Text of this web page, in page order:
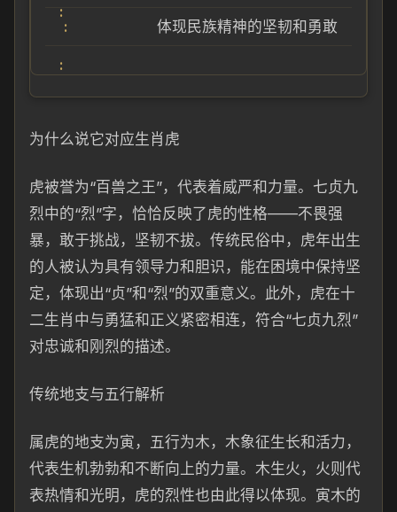
体现民族精神的坚韧和勇敢
为什么说它对应生肖虎
虎被誉为“百兽之王”，代表着威严和力量。七贞九
烈中的“烈”字，恰恰反映了虎的性格——不畏强
暴，敢于挑战，坚韧不拔。传统民俗中，虎年出生
的人被认为具有领导力和胆识，能在困境中保持坚
定，体现出“贞”和“烈”的双重意义。此外，虎在十
二生肖中与勇猛和正义紧密相连，符合“七贞九烈”
对忠诚和刚烈的描述。
传统地支与五行解析
属虎的地支为寅，五行为木，木象征生长和活力，
代表生机勃勃和不断向上的力量。木生火，火则代
表热情和光明，虎的烈性也由此得以体现。寅木的